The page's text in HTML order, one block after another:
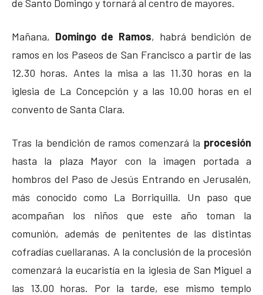
de Santo Domingo y tornará al centro de mayores.
Mañana, Domingo de Ramos, habrá bendición de
ramos en los Paseos de San Francisco a partir de las
12.30 horas. Antes la misa a las 11.30 horas en la
iglesia de La Concepción y a las 10.00 horas en el
convento de Santa Clara.
Tras la bendición de ramos comenzará la procesión
hasta la plaza Mayor con la imagen portada a
hombros del Paso de Jesús Entrando en Jerusalén,
más conocido como La Borriquilla. Un paso que
acompañan los niños que este año toman la
comunión, además de penitentes de las distintas
cofradías cuellaranas. A la conclusión de la procesión
comenzará la eucaristía en la iglesia de San Miguel a
las 13.00 horas. Por la tarde, ese mismo templo